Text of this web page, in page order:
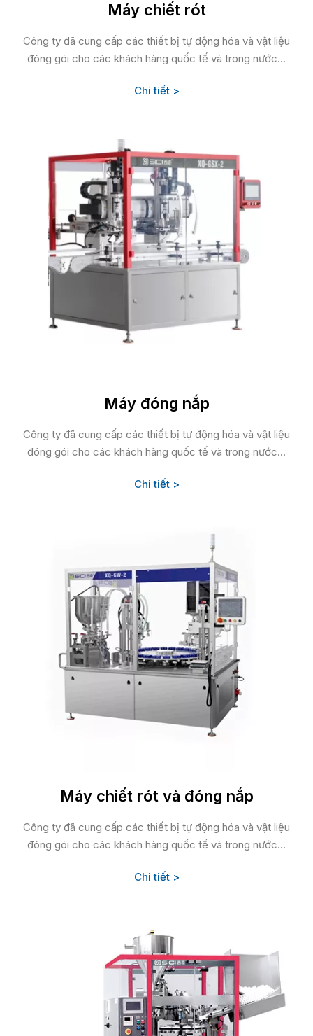
Máy chiết rót
Công ty đã cung cấp các thiết bị tự động hóa và vật liệu
đóng gói cho các khách hàng quốc tế và trong nước...
Chi tiết >
Máy đóng nắp
Công ty đã cung cấp các thiết bị tự động hóa và vật liệu
đóng gói cho các khách hàng quốc tế và trong nước...
Chi tiết >
Máy chiết rót và đóng nắp
Công ty đã cung cấp các thiết bị tự động hóa và vật liệu
đóng gói cho các khách hàng quốc tế và trong nước...
Chi tiết >